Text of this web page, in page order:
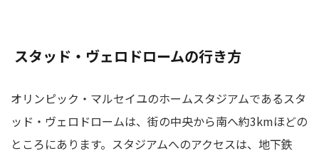
スタッド・ヴェロドロームの行き方
オリンピック・マルセイユのホームスタジアムであるスタ
ッド・ヴェロドロームは、街の中央から南へ約3kmほどの
ところにあります。スタジアムへのアクセスは、地下鉄